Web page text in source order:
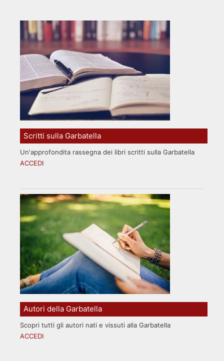
Scritti sulla Garbatella
Un'approfondita rassegna dei libri scritti sulla Garbatella
ACCEDI
Autori della Garbatella
Scopri tutti gli autori nati e vissuti alla Garbatella
ACCEDI